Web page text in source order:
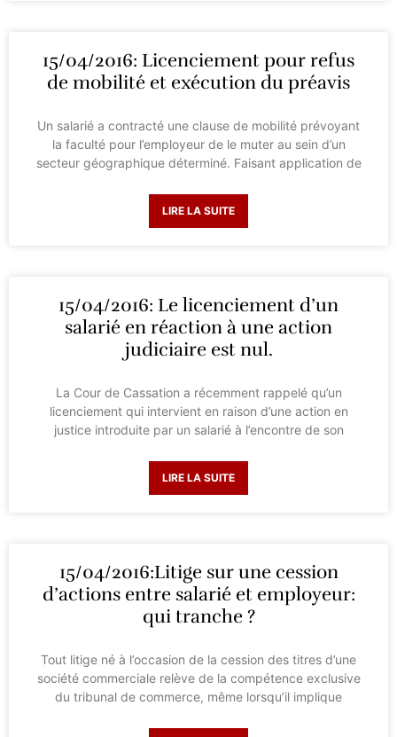
15/04/2016: Licenciement pour refus
de mobilité et exécution du préavis
Un salarié a contracté une clause de mobilité prévoyant
la faculté pour l’employeur de le muter au sein d’un
secteur géographique déterminé. Faisant application de
LIRE LA SUITE
15/04/2016: Le licenciement d’un
salarié en réaction à une action
judiciaire est nul.
La Cour de Cassation a récemment rappelé qu’un
licenciement qui intervient en raison d’une action en
justice introduite par un salarié à l’encontre de son
LIRE LA SUITE
15/04/2016:Litige sur une cession
d’actions entre salarié et employeur:
qui tranche ?
Tout litige né à l’occasion de la cession des titres d’une
société commerciale relève de la compétence exclusive
du tribunal de commerce, même lorsqu’il implique